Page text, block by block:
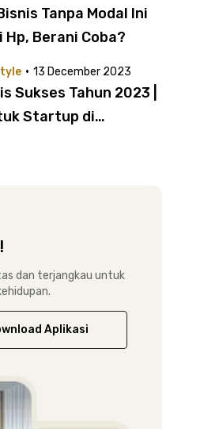
Tanpa Modal Ini
Hp, Berani Coba?
· 13 December 2023
Sukses Tahun 2023 |
Startup di
dan terjangkau untuk
Aplikasi